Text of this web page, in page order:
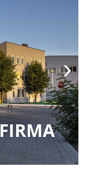
FIRMA